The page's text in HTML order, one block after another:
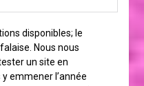
disponibles; le
Nous nous
un site en
emmener l’année